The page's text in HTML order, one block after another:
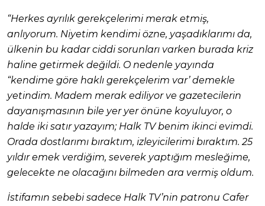
“Herkes ayrılık gerekçelerimi merak etmiş,
anlıyorum. Niyetim kendimi özne, yaşadıklarımı da,
ülkenin bu kadar ciddi sorunları varken burada kriz
haline getirmek değildi. O nedenle yayında
“kendime göre haklı gerekçelerim var’ demekle
yetindim. Madem merak ediliyor ve gazetecilerin
dayanışmasının bile yer yer önüne koyuluyor, o
halde iki satır yazayım; Halk TV benim ikinci evimdi.
Orada dostlarımı bıraktım, izleyicilerimi bıraktım. 25
yıldır emek verdiğim, severek yaptığım mesleğime,
gelecekte ne olacağını bilmeden ara vermiş oldum.
İstifamın sebebi sadece Halk TV’nin patronu Cafer